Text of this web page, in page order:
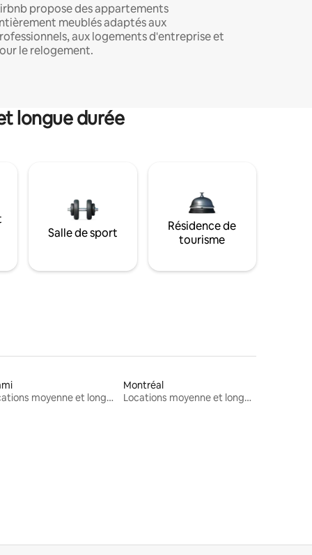
propose des appartements
meublés adaptés aux
aux logements d'entreprise et
le relogement.
longue durée
Salle de sport
Résidence de
tourisme
Locations moyenne et longue durée
Montréal
Locations moyenne et longue durée